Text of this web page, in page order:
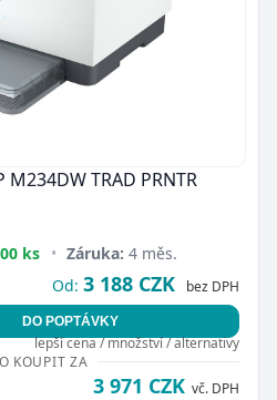
M234DW TRAD PRNTR
ks • Záruka: 4 měs.
Od: 3 188 CZK bez DPH
DO POPTÁVKY
lepší cena / množství / alternativy
KOUPIT ZA
3 971 CZK vč. DPH